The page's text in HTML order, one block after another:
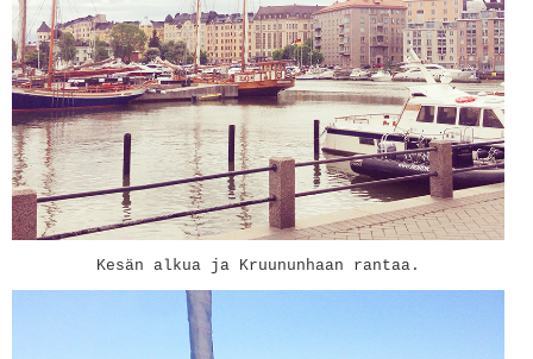
Kesän alkua ja Kruununhaan rantaa.